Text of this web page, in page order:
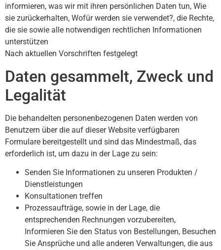
informieren, was wir mit ihren persönlichen Daten tun, Wie
sie zurückerhalten, Wofür werden sie verwendet?, die Rechte,
die sie sowie alle notwendigen rechtlichen Informationen
unterstützen
Nach aktuellen Vorschriften festgelegt
Daten gesammelt, Zweck und
Legalität
Die behandelten personenbezogenen Daten werden von
Benutzern über die auf dieser Website verfügbaren
Formulare bereitgestellt und sind das Mindestmaß, das
erforderlich ist, um dazu in der Lage zu sein:
Senden Sie Informationen zu unseren Produkten /
Dienstleistungen
Konsultationen treffen
Prozessaufträge, sowie in der Lage, die
entsprechenden Rechnungen vorzubereiten,
Informieren Sie den Status von Bestellungen, Besuchen
Sie Ansprüche und alle anderen Verwaltungen, die aus